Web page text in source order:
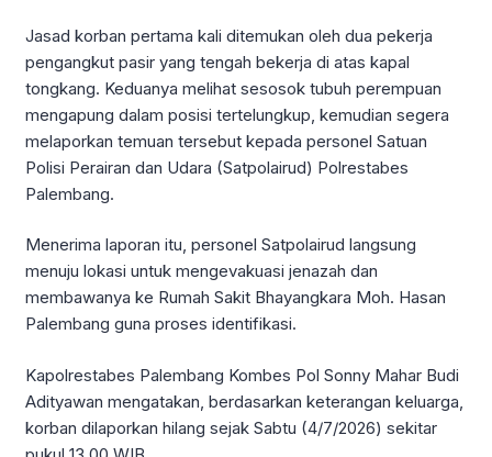
Jasad korban pertama kali ditemukan oleh dua pekerja
pengangkut pasir yang tengah bekerja di atas kapal
tongkang. Keduanya melihat sesosok tubuh perempuan
mengapung dalam posisi tertelungkup, kemudian segera
melaporkan temuan tersebut kepada personel Satuan
Polisi Perairan dan Udara (Satpolairud) Polrestabes
Palembang.
Menerima laporan itu, personel Satpolairud langsung
menuju lokasi untuk mengevakuasi jenazah dan
membawanya ke Rumah Sakit Bhayangkara Moh. Hasan
Palembang guna proses identifikasi.
Kapolrestabes Palembang Kombes Pol Sonny Mahar Budi
Adityawan mengatakan, berdasarkan keterangan keluarga,
korban dilaporkan hilang sejak Sabtu (4/7/2026) sekitar